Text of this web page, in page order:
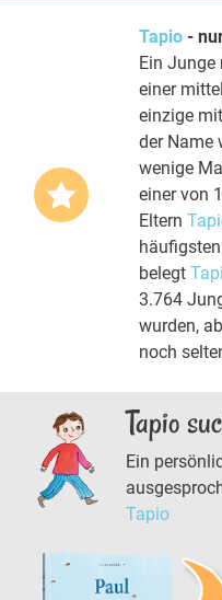
Tapio -
Ein Junge
einer
einzige
der Name
wenige
einer von
Eltern
belegt
3.764
wurden,
noch
Tapio
Ein
Tapio